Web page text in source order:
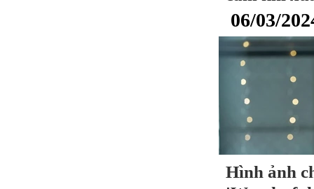
06/03/
Hình ảnh